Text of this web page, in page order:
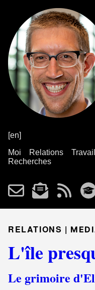
[en]
Moi
Relations Travail
Recherches
RELATIONS |
L'île
Le grimoire